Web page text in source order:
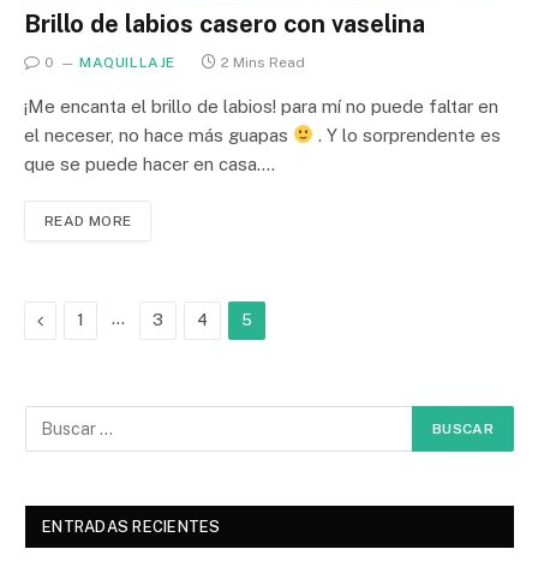
Brillo de labios casero con vaselina
0 MAQUILLAJE 2 Mins Read
¡Me encanta el brillo de labios! para mí no puede faltar en
el neceser, no hace más guapas
. Y lo sorprendente es
que se puede hacer en casa.…
READ MORE
Previous
1 … 3 4 5
ENTRADAS RECIENTES